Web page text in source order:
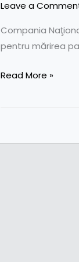
Leave a
Compania
pentru mărirea
Read More »